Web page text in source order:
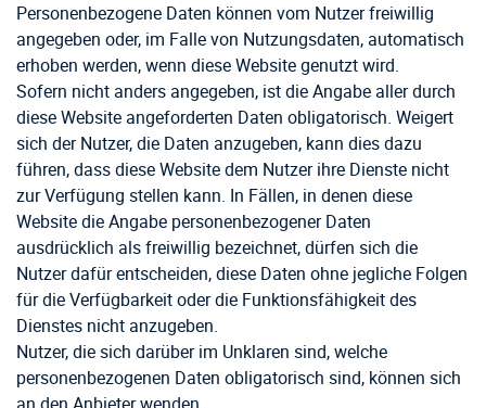
Personenbezogene Daten können vom Nutzer freiwillig
angegeben oder, im Falle von Nutzungsdaten, automatisch
erhoben werden, wenn diese Website genutzt wird.
Sofern nicht anders angegeben, ist die Angabe aller durch
diese Website angeforderten Daten obligatorisch. Weigert
sich der Nutzer, die Daten anzugeben, kann dies dazu
führen, dass diese Website dem Nutzer ihre Dienste nicht
zur Verfügung stellen kann. In Fällen, in denen diese
Website die Angabe personenbezogener Daten
ausdrücklich als freiwillig bezeichnet, dürfen sich die
Nutzer dafür entscheiden, diese Daten ohne jegliche Folgen
für die Verfügbarkeit oder die Funktionsfähigkeit des
Dienstes nicht anzugeben.
Nutzer, die sich darüber im Unklaren sind, welche
personenbezogenen Daten obligatorisch sind, können sich